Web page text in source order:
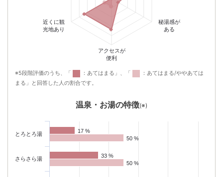
秘湯感が
ある
アクセスが
便利
近くに観
光地あり
※5段階評価のうち、「 ：あてはまる」、「
：あてはまる/ややあては
まる」と回答した人の割合です。
温泉・お湯の特徴(※)
17 %
17 %
33 %
33 %
50 %
50 %
50 %
50 %
とろとろ湯
さらさら湯